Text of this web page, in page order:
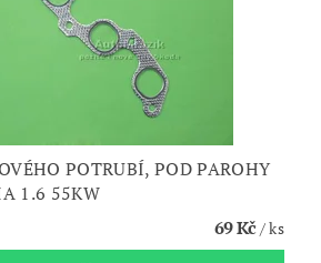
POTRUBÍ, POD PAROHY
1.6 55KW
69 Kč/ ks